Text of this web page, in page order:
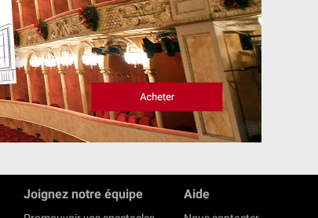
Joignez notre équipe Aide